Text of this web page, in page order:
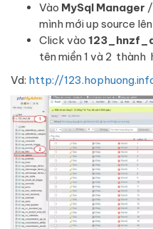
Vào MySql Manager
mình mới up source
Click vào
tên miền 1 và 2
Vd: http://